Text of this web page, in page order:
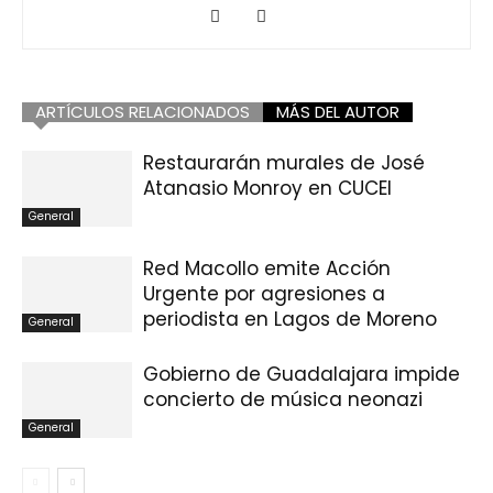
ARTÍCULOS RELACIONADOS MÁS DEL AUTOR
General
Restaurarán murales de José
Atanasio Monroy en CUCEI
General
Red Macollo emite Acción
Urgente por agresiones a
periodista en Lagos de Moreno
General
Gobierno de Guadalajara impide
concierto de música neonazi